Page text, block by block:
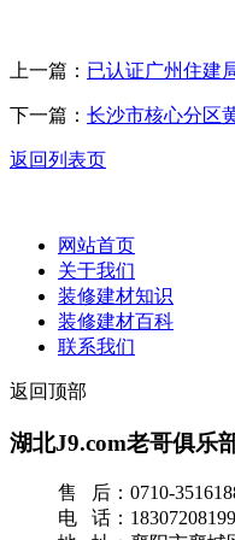
上一篇： 已认证广州住建
下一篇： 长沙市核心分区
返回列表页
网站首页
关于我们
装修建材知识
装修建材百科
联系我们
返回顶部
湖北J9.com老哥俱乐
售 后：0710-
电 话：18307208199